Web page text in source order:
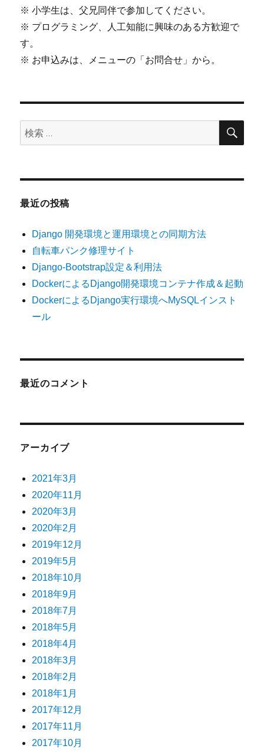
※ 小学生は、父兄同伴で参加してください。
※ プログラミング、人工知能に興味のある方歓迎で
す。
※ お申込みは、メニューの「お問合せ」から。
検
索:
検
最近の投稿
Django 開発環境と運用環境との同期方法
自転車パンク修理サイト
Django-Bootstrap設定＆利用法
DockerによるDjango開発環境コンテナ作成＆起動
DockerによるDjango実行環境へMySQLインスト
ール
最近のコメント
アーカイブ
2021年3月
2020年11月
2020年3月
2020年2月
2019年12月
2019年5月
2018年10月
2018年9月
2018年7月
2018年5月
2018年4月
2018年3月
2018年2月
2018年1月
2017年12月
2017年11月
2017年10月